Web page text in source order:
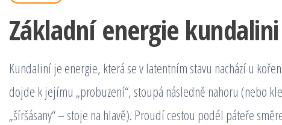
Základní energie kundalini
Kundaliní je energie, která se v latentním stavu nachází u
dojde k jejímu „probuzení“, stoupá následně nahoru (nebo
„šíršásany“ – stoje na hlavě). Proudí cestou podél páteře